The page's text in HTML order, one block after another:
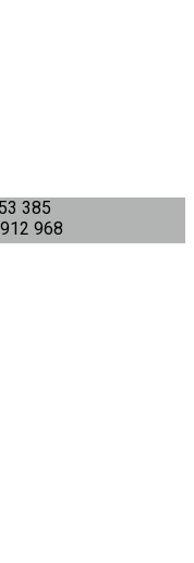
385
968